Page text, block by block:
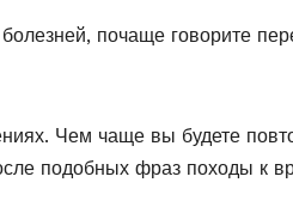
почаще говорите
Чем чаще вы будете
подобных фраз походы к